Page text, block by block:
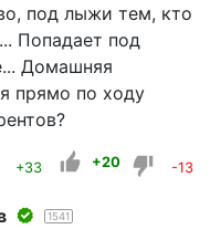
под лыжи тем, кто
Попадает под
Домашняя
прямо по ходу
+33 +20 -13
1541